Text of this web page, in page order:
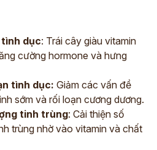
tình dục: Trái cây giàu vitamin
cường hormone và hưng
tình dục: Giảm các vấn đề
sớm và rối loạn cương dương.
tinh trùng: Cải thiện số
trùng nhờ vào vitamin và chất